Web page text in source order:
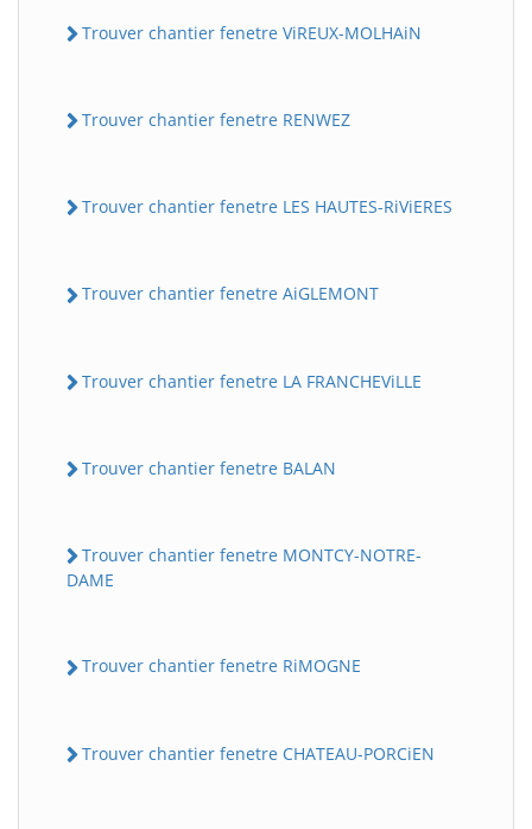
Trouver chantier fenetre ViREUX-MOLHAiN
Trouver chantier fenetre RENWEZ
Trouver chantier fenetre LES HAUTES-RiViERES
Trouver chantier fenetre AiGLEMONT
Trouver chantier fenetre LA FRANCHEViLLE
Trouver chantier fenetre BALAN
Trouver chantier fenetre MONTCY-NOTRE-
DAME
Trouver chantier fenetre RiMOGNE
Trouver chantier fenetre CHATEAU-PORCiEN